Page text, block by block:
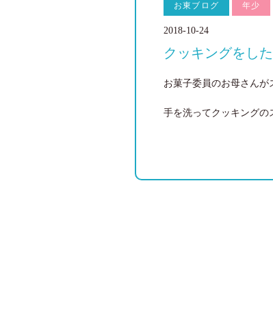
お東ブログ 年少
2018-10-24
クッキングをし
お菓子委員のお母さんが
手を洗ってクッキングの